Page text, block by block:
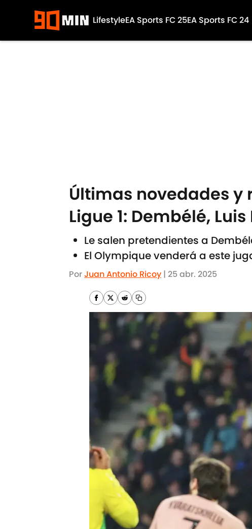
LifestyleEA Sports FC 25EA Sports FC 24
Últimas novedades y
Ligue 1: Dembélé,
Le salen pretendientes a
El Olympique venderá a este
PorJuan Antonio Ricoy | 25 abr. 2025